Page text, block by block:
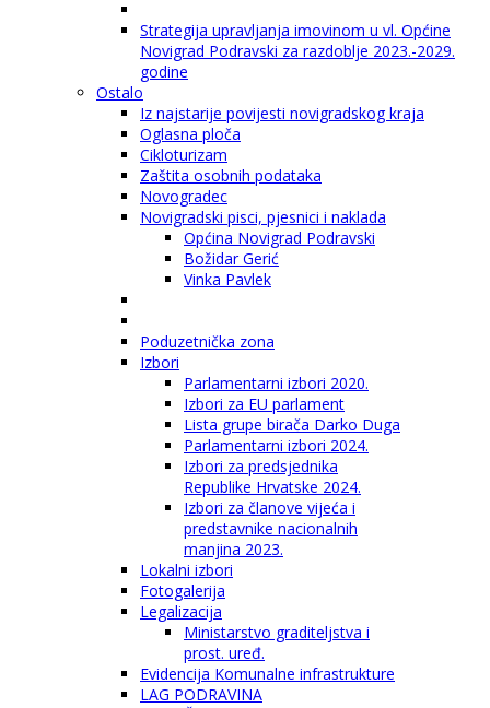
Strategija upravljanja imovinom u vl. Općine
Novigrad Podravski za razdoblje 2023.-2029.
godine
Ostalo
Iz najstarije povijesti novigradskog kraja
Oglasna ploča
Cikloturizam
Zaštita osobnih podataka
Novogradec
Novigradski pisci, pjesnici i naklada
Općina Novigrad Podravski
Božidar Gerić
Vinka Pavlek
Poduzetnička zona
Izbori
Parlamentarni izbori 2020.
Izbori za EU parlament
Lista grupe birača Darko Duga
Parlamentarni izbori 2024.
Izbori za predsjednika
Republike Hrvatske 2024.
Izbori za članove vijeća i
predstavnike nacionalnih
manjina 2023.
Lokalni izbori
Fotogalerija
Legalizacija
Ministarstvo graditeljstva i
prost. uređ.
Evidencija Komunalne infrastrukture
LAG PODRAVINA